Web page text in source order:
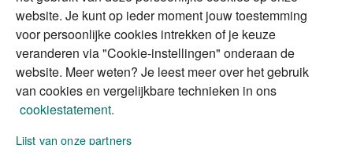
Over ABN AMRO Veiligheid
Privacy & Cookies
Toegankelijkheid
Disclaimer RSS
website. Je kunt op ieder moment jouw toestemming
voor persoonlijke cookies intrekken of je keuze
veranderen via "Cookie-instellingen" onderaan de
website. Meer weten? Je leest meer over het gebruik
van cookies en vergelijkbare technieken in ons
cookiestatement.
Lijst van onze partners